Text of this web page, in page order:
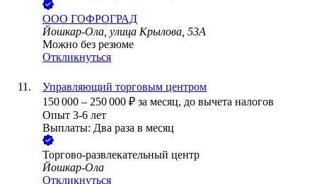
ООО ГОФРОГРАД
Йошкар-Ола, улица Крылова, 53А
Можно без резюме
Откликнуться
Управляющий торговым центром
150 000 – 250 000 ₽ за месяц, до вычета налогов
Опыт 3-6 лет
Выплаты: Два раза в месяц
Торгово-развлекательный центр
Йошкар-Ола
Откликнуться